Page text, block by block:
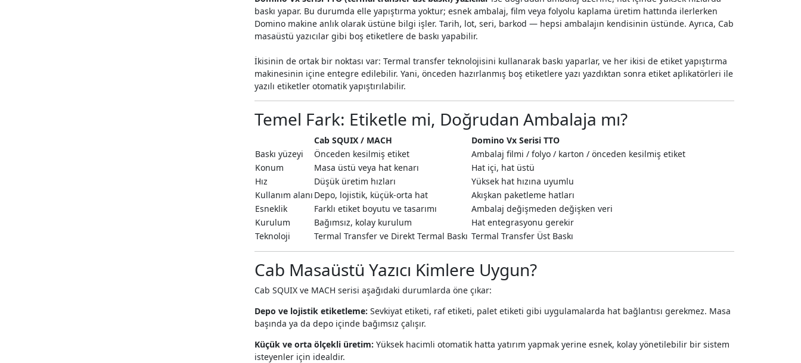
baskı yapar. Bu durumda elle yapıştırma yoktur; esnek ambalaj, film veya folyolu kaplama üretim hattında ilerlerken
Domino makine anlık olarak üstüne bilgi işler. Tarih, lot, seri, barkod — hepsi ambalajın kendisinin üstünde. Ayrıca, Cab
masaüstü yazıcılar gibi boş etiketlere de baskı yapabilir.
İkisinin de ortak bir noktası var: Termal transfer teknolojisini kullanarak baskı yaparlar, ve her ikisi de etiket yapıştırma
makinesinin içine entegre edilebilir. Yani, önceden hazırlanmış boş etiketlere yazı yazdıktan sonra etiket aplikatörleri ile
yazılı etiketler otomatik yapıştırılabilir.
Temel Fark: Etiketle mi, Doğrudan Ambalaja mı?
Cab SQUIX / MACH
Domino Vx Serisi TTO
Baskı yüzeyi
Önceden kesilmiş etiket
Ambalaj filmi / folyo / karton / önceden kesilmiş etiket
Konum
Masa üstü veya hat kenarı
Hat içi, hat üstü
Hız
Düşük üretim hızları
Yüksek hat hızına uyumlu
Kullanım alanı Depo, lojistik, küçük-orta hat
Akışkan paketleme hatları
Esneklik
Farklı etiket boyutu ve tasarımı
Ambalaj değişmeden değişken veri
Kurulum
Bağımsız, kolay kurulum
Hat entegrasyonu gerekir
Teknoloji
Termal Transfer ve Direkt Termal Baskı Termal Transfer Üst Baskı
Cab Masaüstü Yazıcı Kimlere Uygun?
Cab SQUIX ve MACH serisi aşağıdaki durumlarda öne çıkar:
Depo ve lojistik etiketleme: Sevkiyat etiketi, raf etiketi, palet etiketi gibi uygulamalarda hat bağlantısı gerekmez. Masa
başında ya da depo içinde bağımsız çalışır.
Küçük ve orta ölçekli üretim: Yüksek hacimli otomatik hatta yatırım yapmak yerine esnek, kolay yönetilebilir bir sistem
isteyenler için idealdir.